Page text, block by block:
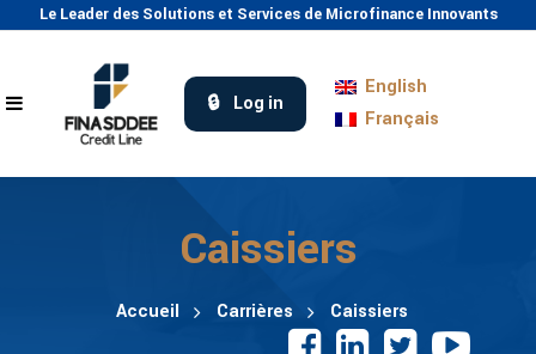
Le Leader des Solutions et Services de Microfinance Innovants
Log in
English
Français
Caissiers
Accueil Carrières Caissiers